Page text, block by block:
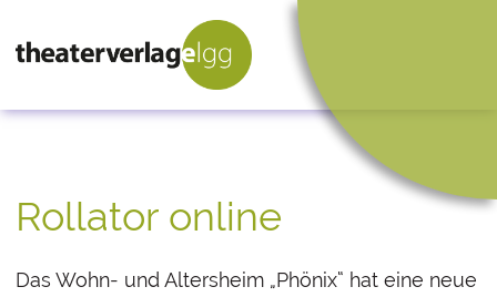
Rollator online
Das Wohn- und Altersheim „Phönix“ hat eine neue